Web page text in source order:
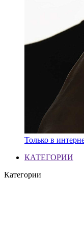
Только в
КАТЕГОРИИ
Категории